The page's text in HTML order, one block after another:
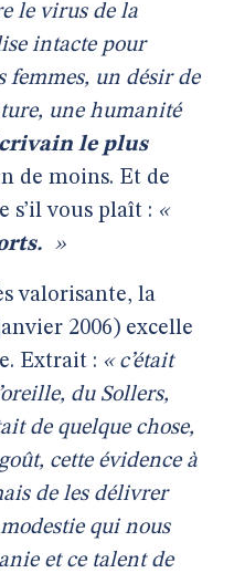
le virus de la
intacte pour
femmes, un désir de
une humanité
le plus
de moins. Et de
s’il vous plaît : «
»
valorisante, la
2006) excelle
Extrait : « c’était
du Sollers,
de quelque chose,
cette évidence à
de les délivrer
qui nous
et ce talent de